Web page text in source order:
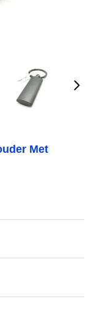
Met